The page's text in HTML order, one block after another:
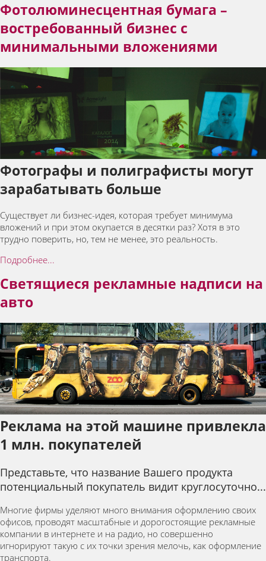
Фотолюминесцентная бумага –
востребованный бизнес с
минимальными вложениями
Фотографы и полиграфисты могут
зарабатывать больше
Существует ли бизнес-идея, которая требует минимума
вложений и при этом окупается в десятки раз? Хотя в это
трудно поверить, но, тем не менее, это реальность.
Подробнее...
Светящиеся рекламные надписи на
авто
Реклама на этой машине привлекла
1 млн. покупателей
Представьте, что название Вашего продукта
потенциальный покупатель видит круглосуточно...
Многие фирмы уделяют много внимания оформлению своих
офисов, проводят масштабные и дорогостоящие рекламные
компании в интернете и на радио, но совершенно
игнорируют такую с их точки зрения мелочь, как оформление
транспорта.